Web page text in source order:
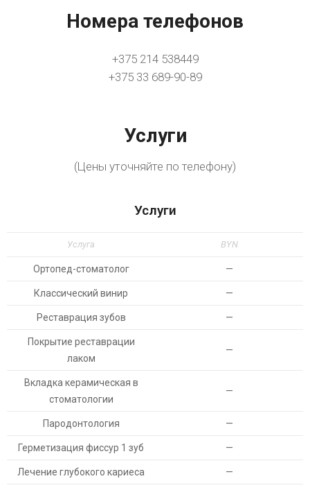
Номера телефонов
+375 214 538449
+375 33 689-90-89
Услуги
(Цены уточняйте по телефону)
Услуги
Услуга BYN
Ортопед-стоматолог —
Классический винир —
Реставрация зубов —
Покрытие реставрации
лаком
—
Вкладка керамическая в
стоматологии
—
Пародонтология —
Герметизация фиссур 1 зуб —
Лечение глубокого кариеса —